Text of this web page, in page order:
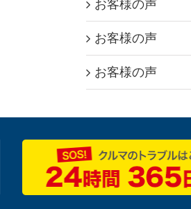
お客様の声
お客様の声
お客様の声